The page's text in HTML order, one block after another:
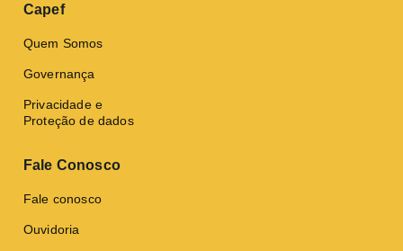
Capef
Quem Somos
Governança
Privacidade e
Proteção de dados
Fale Conosco
Fale conosco
Ouvidoria